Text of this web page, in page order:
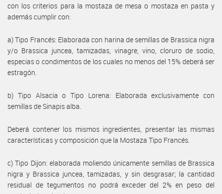
con los criterios para la mostaza de mesa o mostaza en pasta y
además cumplir con:
a) Tipo Francés: Elaborada con harina de semillas de Brassica nigra
y/o Brassica juncea, tamizadas, vinagre, vino, cloruro de sodio,
especias o condimentos de los cuales no menos del 15% deberá ser
estragón.
b) Tipo Alsacia o Tipo Lorena: Elaborada exclusivamente con
semillas de Sinapis alba.
Deberá contener los mismos ingredientes, presentar las mismas
características y composición que la Mostaza Tipo Francés.
c) Tipo Dijon: elaborada moliendo únicamente semillas de Brassica
nigra y Brassica juncea, tamizadas, y sin desgrasar; la cantidad
residual de tegumentos no podrá exceder del 2% en peso del